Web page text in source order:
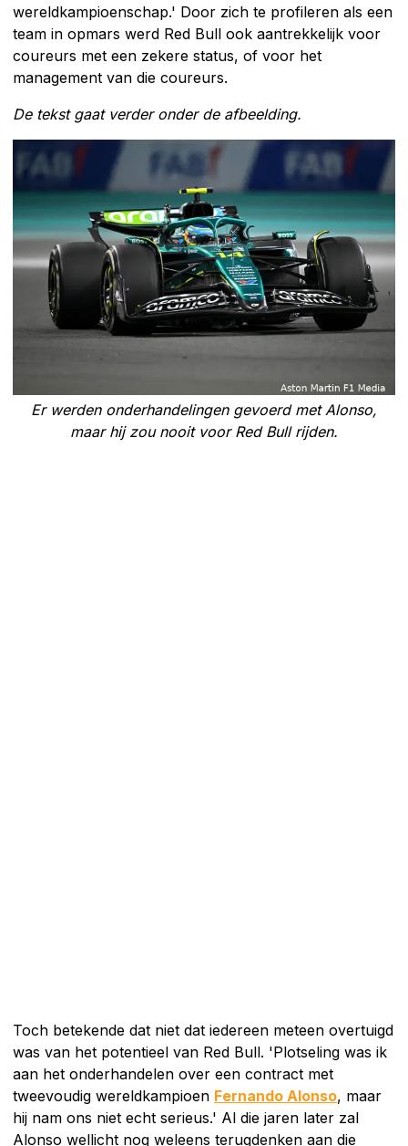
wereldkampioenschap.' Door zich te profileren als een
team in opmars werd Red Bull ook aantrekkelijk voor
coureurs met een zekere status, of voor het
management van die coureurs.
De tekst gaat verder onder de afbeelding.
Er werden onderhandelingen gevoerd met Alonso,
maar hij zou nooit voor Red Bull rijden.
Toch betekende dat niet dat iedereen meteen overtuigd
was van het potentieel van Red Bull. 'Plotseling was ik
aan het onderhandelen over een contract met
tweevoudig wereldkampioen Fernando Alonso, maar
hij nam ons niet echt serieus.' Al die jaren later zal
Alonso wellicht nog weleens terugdenken aan die